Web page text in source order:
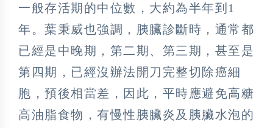
一般存活期的中位數，大約為半年到1
年。葉秉威也強調，胰臟診斷時，通常都
已經是中晚期，第二期、第三期，甚至是
第四期，已經沒辦法開刀完整切除癌細
胞，預後相當差，因此，平時應避免高糖
高油脂食物，有慢性胰臟炎及胰臟水泡的